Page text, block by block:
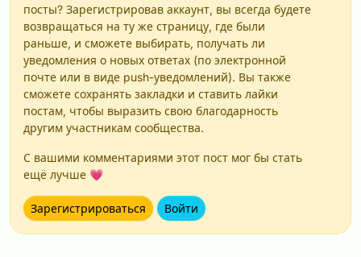
посты? Зарегистрировав аккаунт, вы всегда будете
возвращаться на ту же страницу, где были
раньше, и сможете выбирать, получать ли
уведомления о новых ответах (по электронной
почте или в виде push-уведомлений). Вы также
сможете сохранять закладки и ставить лайки
постам, чтобы выразить свою благодарность
другим участникам сообщества.
С вашими комментариями этот пост мог бы стать
ещё лучше 💗
Зарегистрироваться Войти